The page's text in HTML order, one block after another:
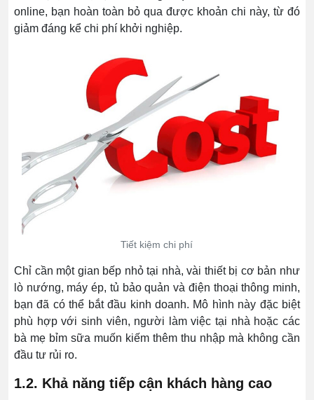
online, bạn hoàn toàn bỏ qua được khoản chi này, từ đó
giảm đáng kể chi phí khởi nghiệp.
Tiết kiệm chi phí
Chỉ cần một gian bếp nhỏ tại nhà, vài thiết bị cơ bản như
lò nướng, máy ép, tủ bảo quản và điện thoại thông minh,
bạn đã có thể bắt đầu kinh doanh. Mô hình này đặc biệt
phù hợp với sinh viên, người làm việc tại nhà hoặc các
bà mẹ bỉm sữa muốn kiếm thêm thu nhập mà không cần
đầu tư rủi ro.
1.2. Khả năng tiếp cận khách hàng cao